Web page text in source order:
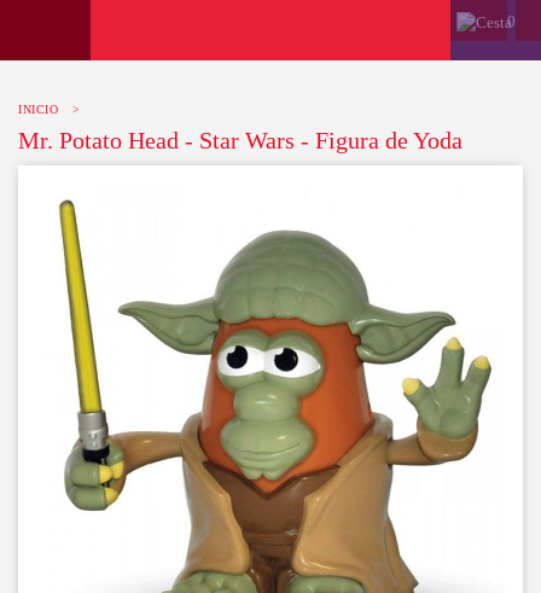
0
INICIO >
Mr. Potato Head - Star Wars - Figura de Yoda